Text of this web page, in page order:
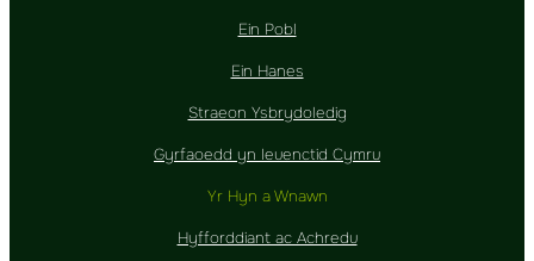
Ein Pobl
Ein Hanes
Straeon Ysbrydoledig
Gyrfaoedd yn Ieuenctid Cymru
Yr Hyn a Wnawn
Hyfforddiant ac Achredu